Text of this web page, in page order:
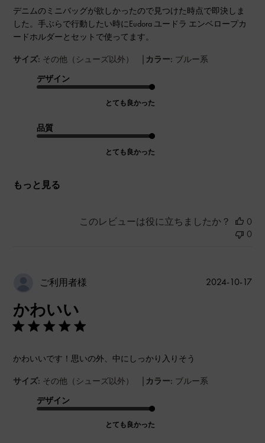
デニムのミニバッグが欲しかったので見つけた時点で即決しま
した。手ぶらで行動したい時にEudora ユードラ エンベロープカ
ードホルダーとセットで使ってます。
サイズ: その他（シューズ以外） | カラー: ブルー系
デザイン
とても良かった
品質
とても良かった
もっと見る
このレビューは役に立ちましたか？
0
0
ご利用者様
かわいい
かわいいです！思いの外、中にしっかり入りそう
サイズ: その他（シューズ以外） | カラー: ブルー系
デザイン
とても良かった
公
2024-10-17